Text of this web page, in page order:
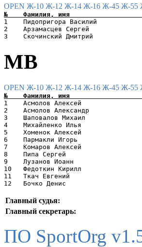
OPEN Ж-10 Ж-12 Ж-14 Ж-16 Ж-45 Ж-55
1    Пидопригора Василий
2    Арзамасцев Сергей
МВ
OPEN Ж-10 Ж-12 Ж-14 Ж-16 Ж-45 Ж-55
1    Асмолов Алексей
2    Асмолов Александр
3    Шаповалов Михаил
4    Михайленко Илья
5    Хоменок Алексей
6    Пармакли Игорь
7    Комаров Алексей
8    Пипа Сергей
9    Лузанов Иоанн
10   Федоткин Кирилл
11   Ткач Евгений
Главный судья:
Главный секретарь:
ПО SportOrg